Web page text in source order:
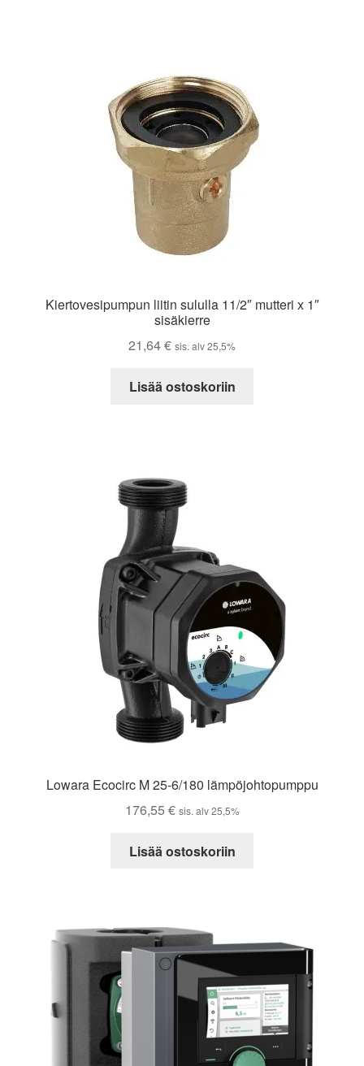
Kiertovesipumpun liitin sululla 11/2″ mutteri x 1″
sisäkierre
21,64€ sis. alv 25,5%
Lisää ostoskoriin
Lowara Ecocirc M 25-6/180 lämpöjohtopumppu
176,55 € sis. alv 25,5%
Lisää ostoskoriin